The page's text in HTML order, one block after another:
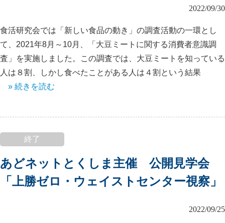
2022/09/30
食活研究会では「新しい食品の動き」の調査活動の一環とし
て、2021年8月～10月、「大豆ミートに関する消費者意識調
査」を実施しました。この調査では、大豆ミートを知っている
人は８割、しかし食べたことがある人は４割という結果
» 続きを読む
終了
あどネットとくしま主催 公開見学会
「上勝ゼロ・ウェイストセンター視察」
2022/09/25